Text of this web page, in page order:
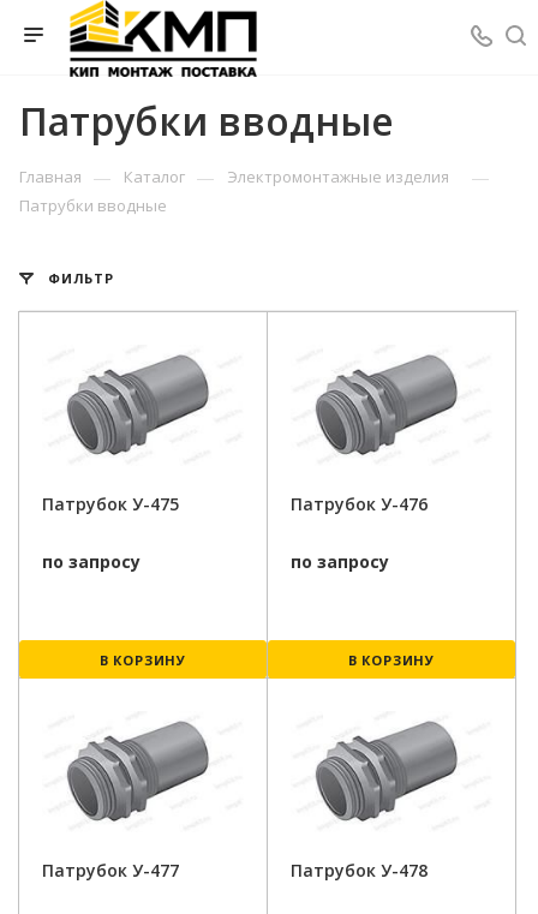
Патрубки вводные
Главная — Каталог — Электромонтажные изделия —
Патрубки вводные
ФИЛЬТР
Патрубок У-475
по запросу
В КОРЗИНУ
Патрубок У-476
по запросу
В КОРЗИНУ
Патрубок У-477 Патрубок У-478